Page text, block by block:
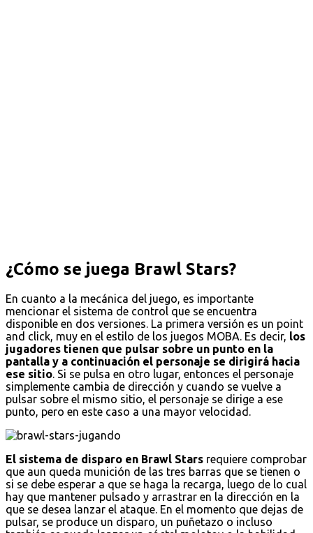
¿Cómo se juega Brawl Stars?
En cuanto a la mecánica del juego, es importante
mencionar el sistema de control que se encuentra
disponible en dos versiones. La primera versión es un point
and click, muy en el estilo de los juegos MOBA. Es decir, los
jugadores tienen que pulsar sobre un punto en la
pantalla y a continuación el personaje se dirigirá hacia
ese sitio. Si se pulsa en otro lugar, entonces el personaje
simplemente cambia de dirección y cuando se vuelve a
pulsar sobre el mismo sitio, el personaje se dirige a ese
punto, pero en este caso a una mayor velocidad.
El sistema de disparo en Brawl Stars requiere comprobar
que aun queda munición de las tres barras que se tienen o
si se debe esperar a que se haga la recarga, luego de lo cual
hay que mantener pulsado y arrastrar en la dirección en la
que se desea lanzar el ataque. En el momento que dejas de
pulsar, se produce un disparo, un puñetazo o incluso